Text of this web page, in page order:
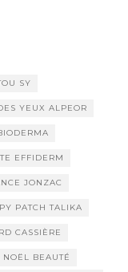
SY
YEUX ALPEOR
EFFIDERM
JONZAC
PATCH TALIKA
CASSIÈRE
BEAUTÉ